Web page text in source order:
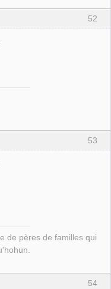
52
53
de pères de familles qui
54